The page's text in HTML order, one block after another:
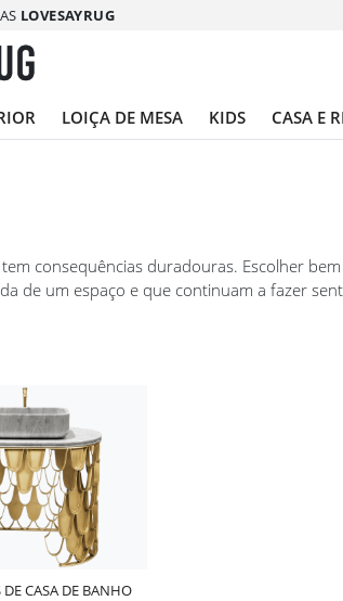
LOVESAYRUG
LOIÇA DE MESA KIDS CASA E
consequências duradouras. Escolher
de um espaço e que continuam a fazer
composição de uma casa com critério,
DE CASA DE BANHO